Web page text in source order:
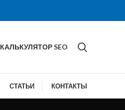
КАЛЬКУЛЯТОР SEO
СТАТЬИ КОНТАКТЫ